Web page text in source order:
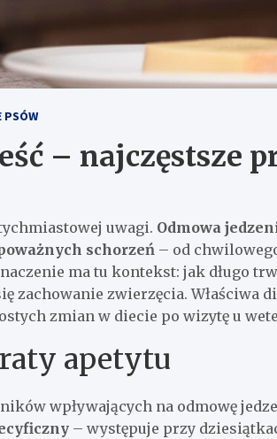
PSÓW
– najczęstsze
uwagi. Odmowa
schorzeń – od
ma tu kontekst: jak długo
zachowanie zwierzęcia. Właściwa
zmian w diecie po wizytę u
apetytu
wpływających na odmowę
– występuje przy